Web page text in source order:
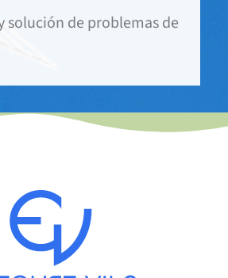
solución de problemas de